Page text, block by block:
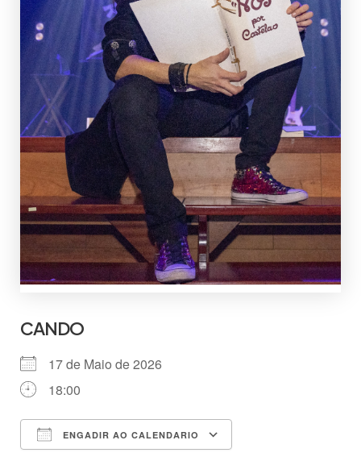
CANDO
17 de Maio de 2026
18:00
ENGADIR AO CALENDARIO